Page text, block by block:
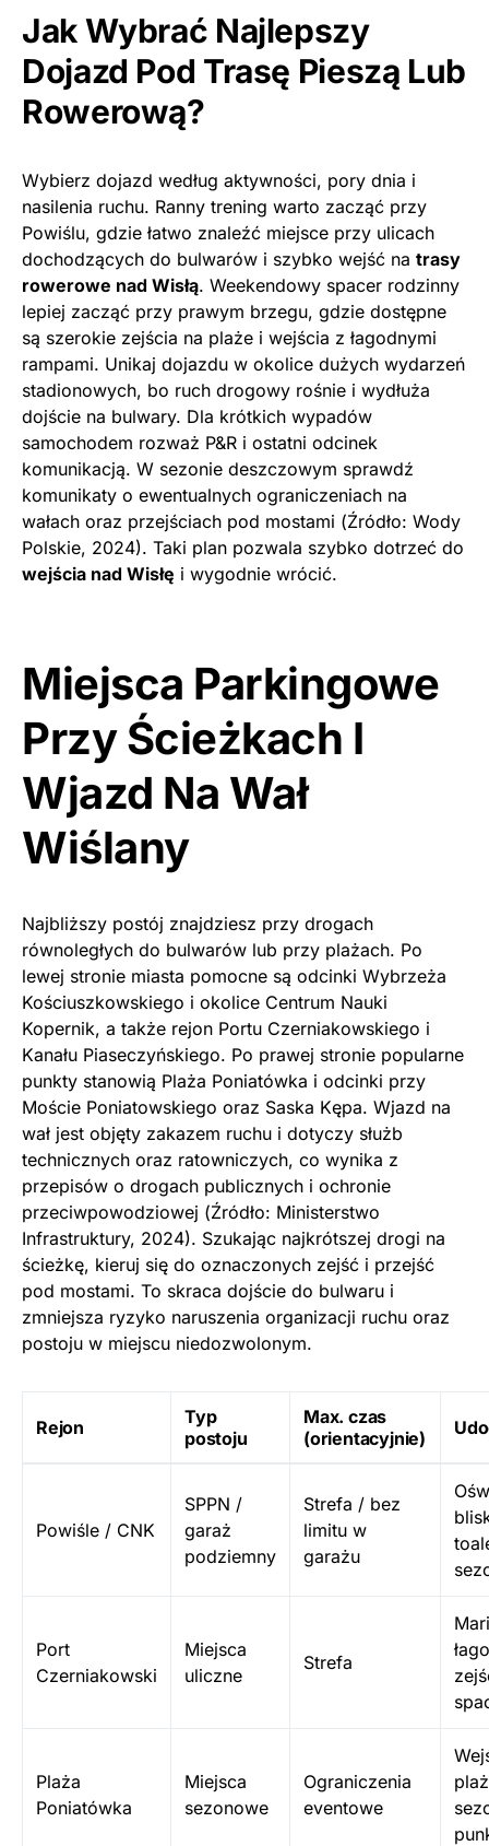
Jak Wybrać Najlepszy
Dojazd Pod Trasę Pieszą Lub
Rowerową?
Wybierz dojazd według aktywności, pory dnia i
nasilenia ruchu. Ranny trening warto zacząć przy
Powiślu, gdzie łatwo znaleźć miejsce przy ulicach
dochodzących do bulwarów i szybko wejść na trasy
rowerowe nad Wisłą. Weekendowy spacer rodzinny
lepiej zacząć przy prawym brzegu, gdzie dostępne
są szerokie zejścia na plaże i wejścia z łagodnymi
rampami. Unikaj dojazdu w okolice dużych wydarzeń
stadionowych, bo ruch drogowy rośnie i wydłuża
dojście na bulwary. Dla krótkich wypadów
samochodem rozważ P&R i ostatni odcinek
komunikacją. W sezonie deszczowym sprawdź
komunikaty o ewentualnych ograniczeniach na
wałach oraz przejściach pod mostami (Źródło: Wody
Polskie, 2024). Taki plan pozwala szybko dotrzeć do
wejścia nad Wisłę i wygodnie wrócić.
Miejsca Parkingowe
Przy Ścieżkach I
Wjazd Na Wał
Wiślany
Najbliższy postój znajdziesz przy drogach
równoległych do bulwarów lub przy plażach. Po
lewej stronie miasta pomocne są odcinki Wybrzeża
Kościuszkowskiego i okolice Centrum Nauki
Kopernik, a także rejon Portu Czerniakowskiego i
Kanału Piaseczyńskiego. Po prawej stronie popularne
punkty stanowią Plaża Poniatówka i odcinki przy
Moście Poniatowskiego oraz Saska Kępa. Wjazd na
wał jest objęty zakazem ruchu i dotyczy służb
technicznych oraz ratowniczych, co wynika z
przepisów o drogach publicznych i ochronie
przeciwpowodziowej (Źródło: Ministerstwo
Infrastruktury, 2024). Szukając najkrótszej drogi na
ścieżkę, kieruj się do oznaczonych zejść i przejść
pod mostami. To skraca dojście do bulwaru i
zmniejsza ryzyko naruszenia organizacji ruchu oraz
postoju w miejscu niedozwolonym.
Rejon
Typ
postoju
Max. czas
(orientacyjnie)
Powiśle / CNK
SPPN /
garaż
podziemny
Strefa / bez
limitu w
garażu
Port
Czerniakowski
Miejsca
uliczne
Strefa
Plaża
Poniatówka
Miejsca
sezonowe
Ograniczenia
eventowe